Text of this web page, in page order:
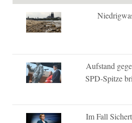
Aufstand
SPD-Spitze
Im Fall